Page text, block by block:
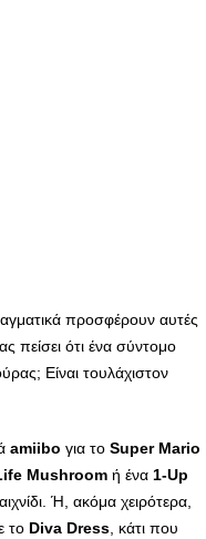
προσφέρουν αυτές
πείσει ότι ένα σύντομο
Είναι τουλάχιστον
amiibo για το Super Mario
Mushroom ή ένα 1-Up
Ή, ακόμα χειρότερα,
το Diva Dress , κάτι που